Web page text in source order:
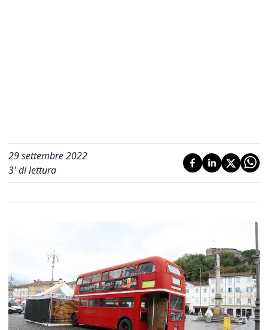
29 settembre 2022
3' di lettura